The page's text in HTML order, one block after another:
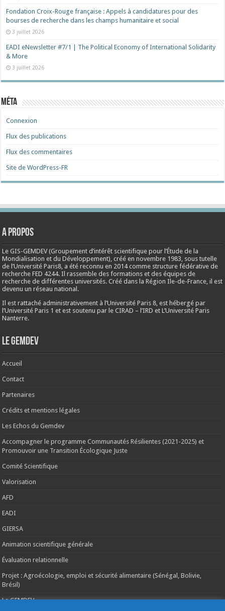
Fondation Croix-Rouge française : Appels à candidatures pour des
bourses de recherche dans les champs humanitaire et social
3 juillet 2026
EADI eNewsletter #7/1 | The Political Economy of International Solidarity
& More
3 juillet 2026
Méta
Connexion
Flux des publications
Flux des commentaires
Site de WordPress-FR
A propos
Le GIS-GEMDEV (Groupement d’intérêt scientifique pour l’Étude de la
Mondialisation et du Développement), créé ennovembre 1983, sous tutelle
de l’Université Paris8, a été reconnu en 2014 comme structure fédérative de
recherche FED 4244. Il rassemble des formations et des équipes de
recherche de différentes universités. Créé dans la Région Ile-de-France, il est
devenu un réseau national.
Il est rattaché administrativement à l’Université Paris 8, est hébergé par
l’Université Paris 1 et est soutenu par le CIRAD – l’IRD et L’Université Paris
Nanterre.
Le Gemdev
Accueil
Contact
Partenaires
Crédits et mentions légales
Les Echos du Gemdev
Accompagner le programme Communautés Résilientes (2021-2025) et
Promouvoir une Transition Écologique Juste
Comité Scientifique
Valorisation
AFD
EADI
GIERSA
Animation scientifique générale
Évaluation relationnelle
Projet : Agroécologie, emploi et sécurité alimentaire (Sénégal, Bolivie,
Brésil)
Le GEMDEV